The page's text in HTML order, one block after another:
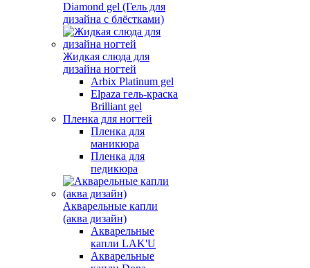
Diamond gel (Гель для
дизайна с блёстками)
Жидкая слюда для
дизайна ногтей
Arbix Platinum gel
Elpaza гель-краска
Brilliant gel
Пленка для ногтей
Пленка для
маникюра
Пленка для
педикюра
Акварельные капли
(аква дизайн)
Акварельные
капли LAK'U
Акварельные